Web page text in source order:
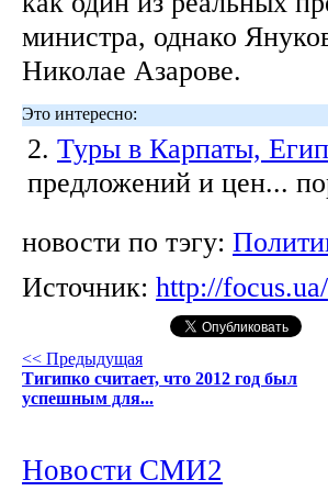
министра, однако
Николае Азарове.
Это интересно:
2. Туры в Карпаты,
предложений и цен...
новости по тэгу:
Источник: http://focus.ua/
<< Предыдущая
Тигипко считает, что 2012 год был
успешным для...
Новости СМИ2